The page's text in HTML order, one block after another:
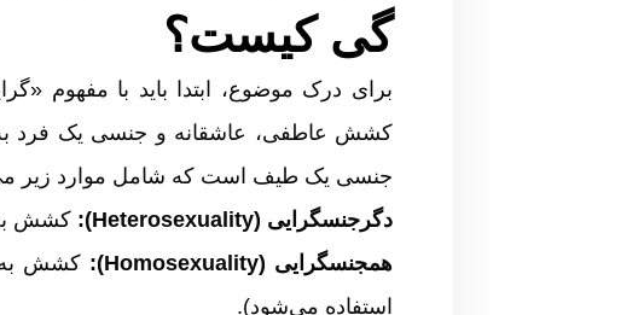
گی کیست؟
کشش عاطفی، عاشقانه و جنسی یک فرد
جنسی یک طیف است که شامل موارد زیر
دگرجنسگرایی (Heterosexuality):
کشش
همجنسگرایی (Homosexuality):
کشش به
استفاده می‌شود).